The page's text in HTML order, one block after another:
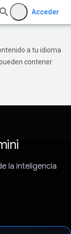
Acceder
a tu idioma
contener
la inteligencia